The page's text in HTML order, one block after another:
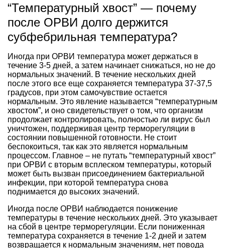
“Температурный хвост” — почему
после ОРВИ долго держится
субфебрильная температура?
Иногда при ОРВИ температура может держаться в
течение 3-5 дней, а затем начинает снижаться, но не до
нормальных значений. В течение нескольких дней
после этого все еще сохраняется температура 37-37,5
градусов, при этом самочувствие остается
нормальным. Это явление называется “температурным
хвостом”, и оно свидетельствует о том, что организм
продолжает контролировать, полностью ли вирус был
уничтожен, поддерживая центр терморегуляции в
состоянии повышенной готовности. Не стоит
беспокоиться, так как это является нормальным
процессом. Главное – не путать “температурный хвост”
при ОРВИ с вторым всплеском температуры, который
может быть вызван присоединением бактериальной
инфекции, при которой температура снова
поднимается до высоких значений.
Иногда после ОРВИ наблюдается понижение
температуры в течение нескольких дней. Это указывает
на сбой в центре терморегуляции. Если пониженная
температура сохраняется в течение 1-2 дней и затем
возвращается к нормальным значениям, нет повода